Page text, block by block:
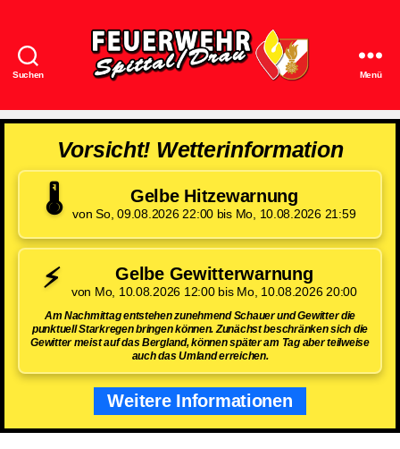
Suchen
Spittal/Drau
Menü
Vorsicht! Wetterinformation
🌡️ Gelbe Hitzewarnung
von So, 09.08.2026 22:00 bis Mo, 10.08.2026 21:59
⚡ Gelbe Gewitterwarnung
von Mo, 10.08.2026 12:00 bis Mo, 10.08.2026 20:00
Am Nachmittag entstehen zunehmend Schauer und Gewitter die
punktuell Starkregen bringen können. Zunächst beschränken sich die
Gewitter meist auf das Bergland, können später am Tag aber teilweise
auch das Umland erreichen.
Weitere Informationen